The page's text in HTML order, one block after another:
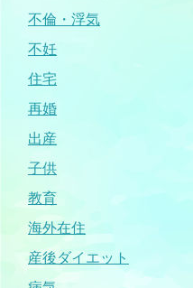
不倫・浮気
不妊
住宅
再婚
出産
子供
教育
海外在住
産後ダイエット